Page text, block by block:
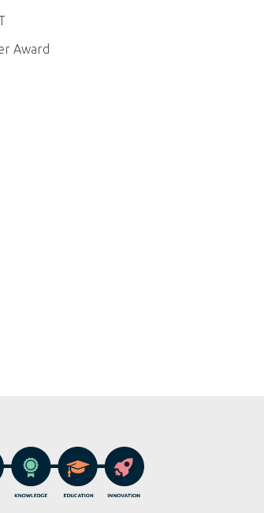
Award